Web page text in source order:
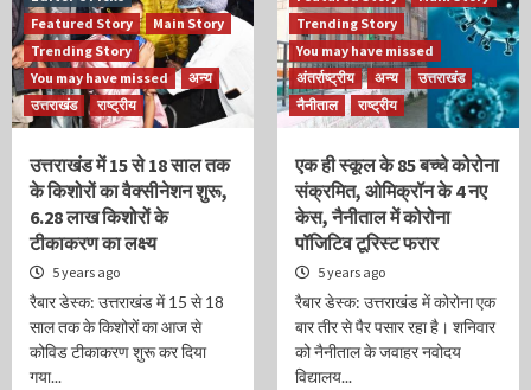
Featured Story
Main Story
Trending Story
You may have missed
अन्य
उत्तराखंड
राष्ट्रीय
उत्तराखंड में 15 से 18 साल तक
के किशोरों का वैक्सीनेशन शुरू,
6.28 लाख किशोरों के
टीकाकरण का लक्ष्य
5 years ago
रैबार डेस्क: उत्तराखंड में 15 से 18
साल तक के किशोरों का आज से
कोविड टीकाकरण शुरू कर दिया
गया...
Trending Story
You may have missed
अंतर्राष्ट्रीय
अन्य
उत्तराखंड
नैनीताल
राष्ट्रीय
एक ही स्कूल के 85 बच्चे कोरोना
संक्रमित, ओमिक्रॉन के 4 नए
केस, नैनीताल में कोरोना
पॉजिटिव टूरिस्ट फरार
5 years ago
रैबार डेस्क: उत्तराखंड में कोरोना एक
बार तीर से पैर पसार रहा है। शनिवार
को नैनीताल के जवाहर नवोदय
विद्यालय...